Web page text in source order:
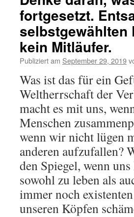
fortgesetzt.
selbstgewählten
kein Mitläufer.
Publiziert am September 29, 2019
Was ist das für ein
Weltherrschaft der
macht es mit uns,
Menschen
wenn wir nicht lügen
anderen aufzufallen?
den Spiegel, wenn
sowohl zu leben als
immer noch
unseren Köpfen